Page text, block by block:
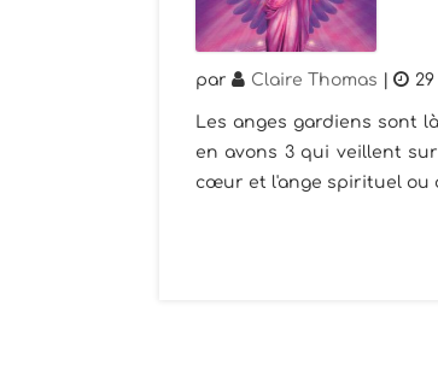
par Claire Thomas
Les anges gardiens sont
en avons 3 qui veillent
cœur et l'ange spirituel ou